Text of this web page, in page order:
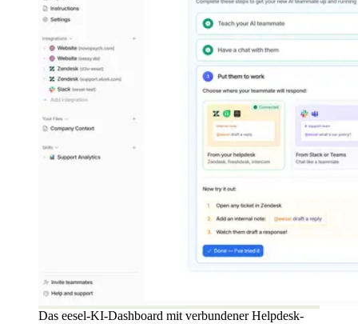
Das eesel-KI-Dashboard mit verbundener Helpdesk-